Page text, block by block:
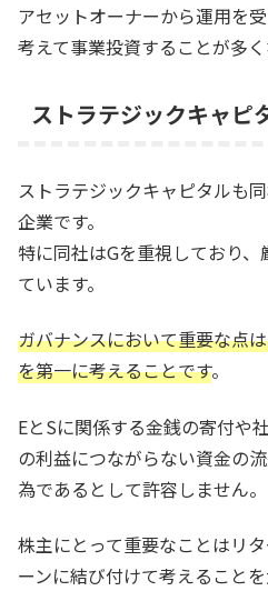
アセットオーナーから運用を
考えて事業投資することが多く
ストラテジックキャピ
ストラテジックキャピタルも
企業です。
特に同社はGを重視しており
ています。
ガバナンスにおいて重要な点
を第一に考えることです。
EとSに関係する金銭の寄付や
の利益につながらない資金の
為であるとして許容しません。
株主にとって重要なことはリ
ーンに結び付けて考えることを